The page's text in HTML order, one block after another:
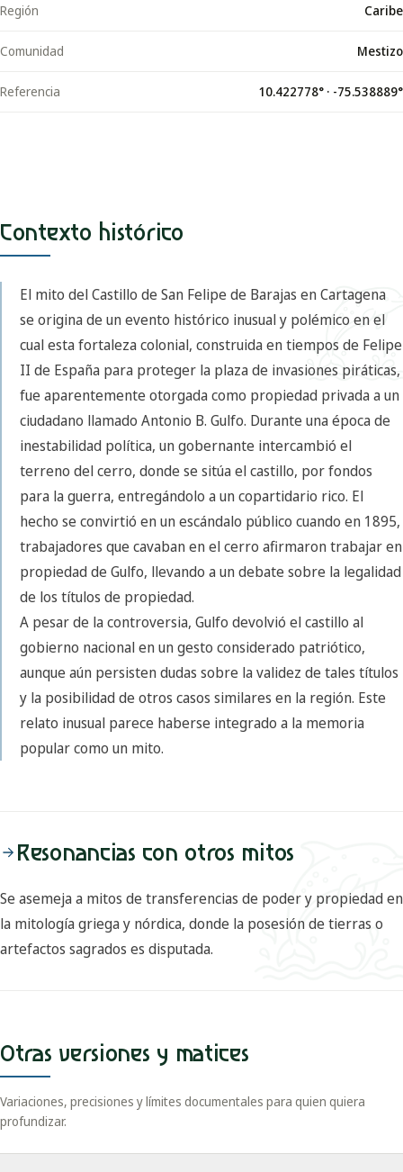
Región Caribe
Comunidad Mestizo
Referencia 10.422778° · -75.538889°
Contexto histórico
El mito del Castillo de San Felipe de Barajas en Cartagena
se origina de un evento histórico inusual y polémico en el
cual esta fortaleza colonial, construida en tiempos de Felipe
II de España para proteger la plaza de invasiones piráticas,
fue aparentemente otorgada como propiedad privada a un
ciudadano llamado Antonio B. Gulfo. Durante una época de
inestabilidad política, un gobernante intercambió el
terreno del cerro, donde se sitúa el castillo, por fondos
para la guerra, entregándolo a un copartidario rico. El
hecho se convirtió en un escándalo público cuando en 1895,
trabajadores que cavaban en el cerro afirmaron trabajar en
propiedad de Gulfo, llevando a un debate sobre la legalidad
de los títulos de propiedad.
A pesar de la controversia, Gulfo devolvió el castillo al
gobierno nacional en un gesto considerado patriótico,
aunque aún persisten dudas sobre la validez de tales títulos
y la posibilidad de otros casos similares en la región. Este
relato inusual parece haberse integrado a la memoria
popular como un mito.
Resonancias con otros mitos
Se asemeja a mitos de transferencias de poder y propiedad en
la mitología griega y nórdica, donde la posesión de tierras o
artefactos sagrados es disputada.
Otras versiones y matices
Variaciones, precisiones y límites documentales para quien quiera
profundizar.